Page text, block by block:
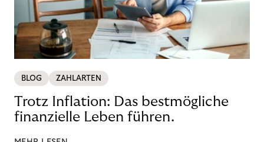
BLOG ZAHLARTEN
Trotz Inflation: Das bestmögliche
finanzielle Leben führen.